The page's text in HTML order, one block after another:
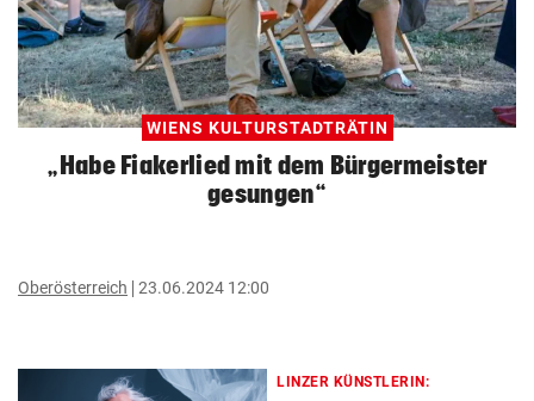
WIENS KULTURSTADTRÄTIN
„Habe Fiakerlied mit dem Bürgermeister
gesungen“
Oberösterreich 23.06.2024 12:00
LINZER KÜNSTLERIN: